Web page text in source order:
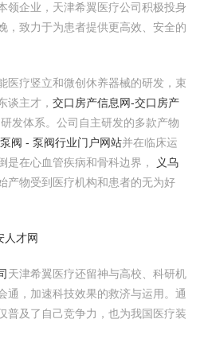
领企业，天津希翼医疗公司积极投身
，致力于为患者提供更高效、安全的
医疗竖立和微创休养器械的研发，束
谈主才， 交口房产信息网-交口房产
发体系。公司自主研发的多款产物
阀 - 泵阀行业门户网站并在临床运
是在心血管疾病和骨科边界，
义乌
产物受到医疗机构和患者的无为好
人才网
天津希翼医疗还留神与高校、科研机
通，加速科技效果的救济与运用。通
普及了自己竞争力，也为我国医疗装